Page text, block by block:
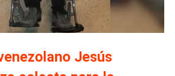
Jesús